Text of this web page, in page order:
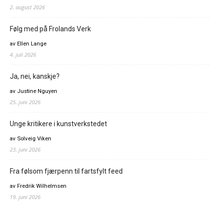
2. august 2026
Følg med på Frolands Verk
av Ellen Lange
4. juli 2026
Ja, nei, kanskje?
av Justine Nguyen
25. juni 2026
Unge kritikere i kunstverkstedet
av Solveig Viken
23. juni 2026
Fra følsom fjærpenn til fartsfylt feed
av Fredrik Wilhelmsen
19. juni 2026